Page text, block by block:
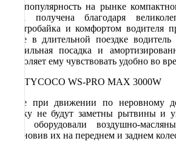
Его популярность на рынке
была получена благодаря
электробайка и комфортом водителя
Даже в длительной поездке водитель
правильная посадка и
позволяет ему чувствовать удобно во
Даже при движении по неровному
ездоку не будут заметны рытвины и
байк оборудовали воздушно-
установив их на переднем и заднем